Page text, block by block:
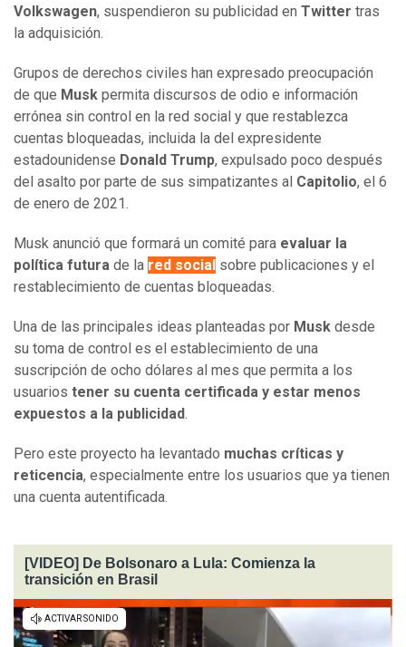
Volkswagen, suspendieron su publicidad en Twitter tras
la adquisición.
Grupos de derechos civiles han expresado preocupación
de que Musk permita discursos de odio e información
errónea sin control en la red social y que restablezca
cuentas bloqueadas, incluida la del expresidente
estadounidense Donald Trump, expulsado poco después
del asalto por parte de sus simpatizantes al Capitolio, el 6
de enero de 2021.
Musk anunció que formará un comité para evaluar la
política futura de la red social sobre publicaciones y el
restablecimiento de cuentas bloqueadas.
Una de las principales ideas planteadas por Musk desde
su toma de control es el establecimiento de una
suscripción de ocho dólares al mes que permita a los
usuarios tener su cuenta certificada y estar menos
expuestos a la publicidad.
Pero este proyecto ha levantado muchas críticas y
reticencia, especialmente entre los usuarios que ya tienen
una cuenta autentificada.
[VIDEO] De Bolsonaro a Lula: Comienza la
transición en Brasil